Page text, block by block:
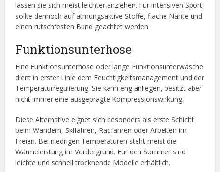
lassen sie sich meist leichter anziehen. Für intensiven Sport
sollte dennoch auf atmungsaktive Stoffe, flache Nähte und
einen rutschfesten Bund geachtet werden.
Funktionsunterhose
Eine Funktionsunterhose oder lange Funktionsunterwäsche
dient in erster Linie dem Feuchtigkeitsmanagement und der
Temperaturregulierung. Sie kann eng anliegen, besitzt aber
nicht immer eine ausgeprägte Kompressionswirkung.
Diese Alternative eignet sich besonders als erste Schicht
beim Wandern, Skifahren, Radfahren oder Arbeiten im
Freien. Bei niedrigen Temperaturen steht meist die
Wärmeleistung im Vordergrund. Für den Sommer sind
leichte und schnell trocknende Modelle erhältlich.